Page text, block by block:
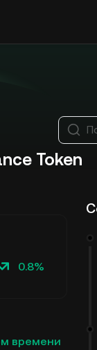
Token
0.8%
времени